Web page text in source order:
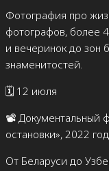
Фотография про
фотографов, более
и вечеринок до зон
знаменитостей.
🗓️ 12 июля
📽️ Документальный
остановки», 2022
От Беларуси до